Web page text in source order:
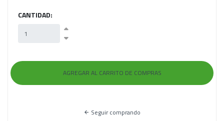
CANTIDAD:
Seguir comprando